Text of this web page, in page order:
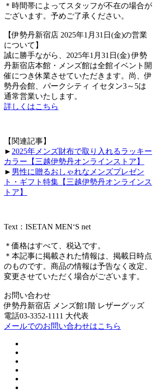
＊時間帯によってスタッフが不在の場合が
ございます。予めご了承ください。
【伊勢丹新宿店 2025年1月31日(金)の営業
について】
誠に勝手ながら、2025年1月31日(金) 伊勢
丹新宿店本館・メンズ館は全館イベント開
催につき休業させていただきます。尚、伊
勢丹会館、パークシティ イセタン3～5は
通常営業いたします。
詳しくはこちら
【関連記事】
► 2025年メンズ財布で取り入れるラッキー
カラー【三越伊勢丹オンラインストア】
► 男性に贈るおしゃれなメンズプレゼン
ト・ギフト特集【三越伊勢丹オンラインス
トア】
Text：ISETAN MEN‘S net
＊価格はすべて、税込です。
＊本記事に掲載された情報は、掲載日時点
のものです。商品の情報は予告なく改定、
変更させていただく場合がございます。
お問い合わせ
伊勢丹新宿店 メンズ館1階 レザーグッズ
電話03-3352-1111 大代表
メールでのお問い合わせはこちら